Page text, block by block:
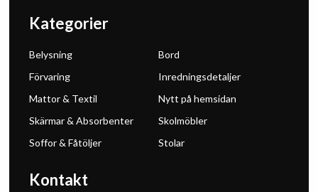
Kontakt
Kategorier
Belysning
Bord
Förvaring
Inredningsdetaljer
Mattor & Textil
Nytt på hemsidan
Skärmar & Absorbenter
Skolmöbler
Soffor & Fåtöljer
Stolar